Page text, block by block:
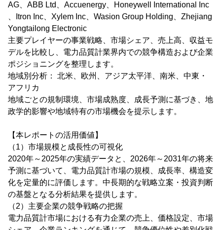
AG、ABB Ltd、Accuenergy、Honeywell International Inc
、Itron Inc、Xylem Inc、Wasion Group Holding、Zhejiang
Yongtailong Electronic
主要プレイヤーの事業戦略、市場シェア、売上高、収益モ
デルを比較し、電力品質計業界内での競争構造および企業
ポジショニングを整理します。
地域別分析： 北米、欧州、アジア太平洋、南米、中東・
アフリカ
地域ごとの規制環境、市場成熟度、成長予測に基づき、地
政学的影響や地域特有の市場機会を提示します。
【本レポートの活用価値】
（1）市場規模と成長性の可視化
2020年～2025年の実績データと、2026年～2031年の将来
予測に基づいて、電力品質計市場の規模、成長率、構造変
化を定量的に評価します。中長期的な戦略立案・投資判断
の基盤となる分析結果を提供します。
（2）主要企業の競争戦略の把握
電力品質計市場における有力企業の売上、価格設定、市場